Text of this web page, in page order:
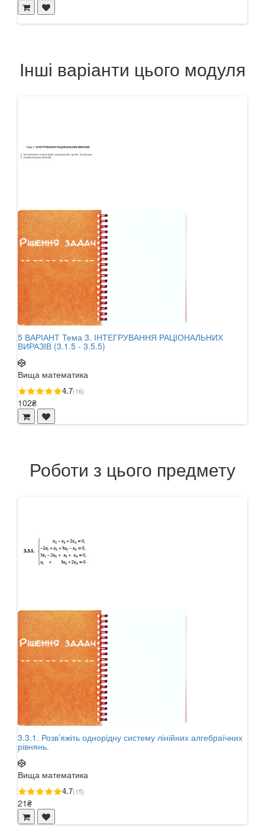
Інші варіанти цього модуля
5 ВАРІАНТ Тема 3. ІНТЕГРУВАННЯ РАЦІОНАЛЬНИХ
ВИРАЗІВ (3.1.5 - 3.5.5)
Вища математика
4.7(16)
102₴
Роботи з цього предмету
3.3.1. Розв’яжіть однорідну систему лінійних алгебраїчних
рівнянь.
Вища математика
4.7(15)
21₴